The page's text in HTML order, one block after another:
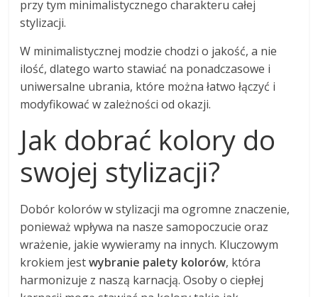
przy tym minimalistycznego charakteru całej
stylizacji.
W minimalistycznej modzie chodzi o jakość, a nie
ilość, dlatego warto stawiać na ponadczasowe i
uniwersalne ubrania, które można łatwo łączyć i
modyfikować w zależności od okazji.
Jak dobrać kolory do
swojej stylizacji?
Dobór kolorów w stylizacji ma ogromne znaczenie,
ponieważ wpływa na nasze samopoczucie oraz
wrażenie, jakie wywieramy na innych. Kluczowym
krokiem jestwybranie palety kolorów, która
harmonizuje z naszą karnacją. Osoby o ciepłej